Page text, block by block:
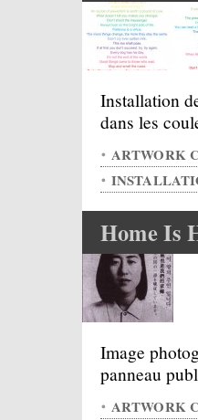
Installation
dans les
ARTWORK
Home Is
Image
panneau
ARTWORK